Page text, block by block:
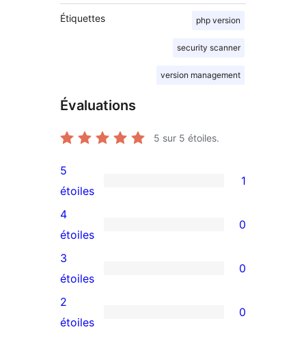
Étiquettes php version
security scanner
version management
Évaluations
5 sur 5 étoiles.
1
avis
à
5
étoile
5
étoiles
1
0
avis
à
4
étoile
4
étoiles
0
0
avis
à
3
étoiles
0
0
2
étoiles
0